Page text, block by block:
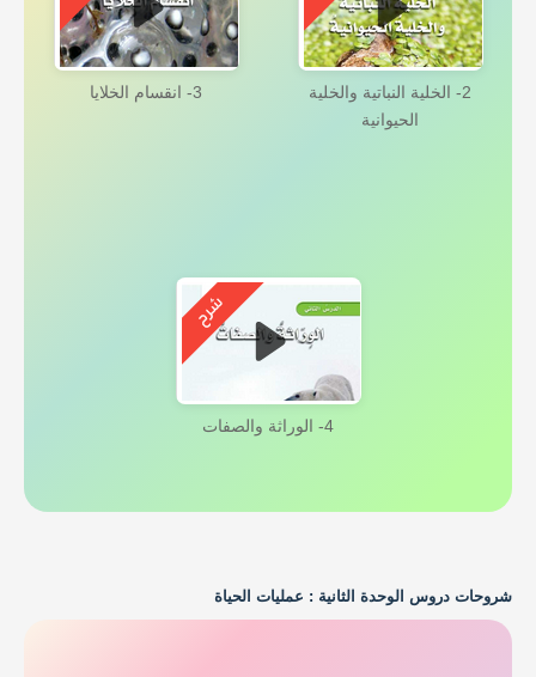
2- الخلية النباتية والخلية
الحيوانية
3- انقسام الخلايا
4- الوراثة والصفات
شروحات دروس الوحدة الثانية : عمليات الحياة